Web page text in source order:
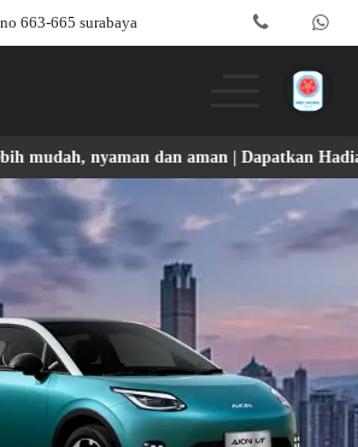
663-665 surabaya
nyaman dan aman | Dapatkan Hadiah